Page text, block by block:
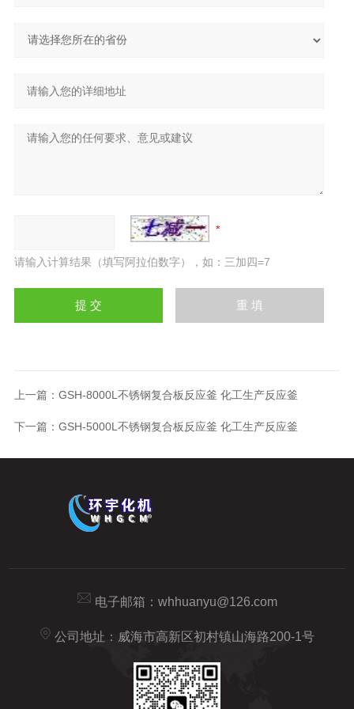
请输入计算结果（填写阿拉伯数字），如：三加四=7
上一篇： GSH-8000L不锈钢复合板反应釜 化工生产反应釜
下一篇： GSH-5000L不锈钢复合板反应釜 化工生产反应釜
电子邮箱： whhuanyu@126.com
公司地址：威海市高新区初村镇山海路200-1号